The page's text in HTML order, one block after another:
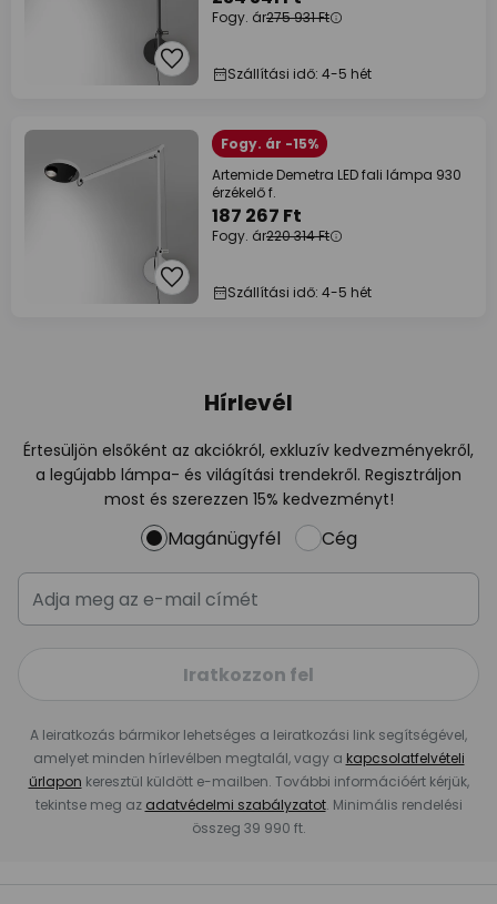
Fogy. ár275 931 Ft
Szállítási idő: 4-5 hét
Fogy. ár -15%
Artemide Demetra LED fali lámpa 930
érzékelő f.
187 267 Ft
Fogy. ár220 314 Ft
Szállítási idő: 4-5 hét
Hírlevél
Értesüljön elsőként az akciókról, exkluzív kedvezményekről,
a legújabb lámpa- és világítási trendekről. Regisztráljon
most és szerezzen 15% kedvezményt!
Magánügyfél Cég
Iratkozzon fel
A leiratkozás bármikor lehetséges a leiratkozási link segítségével,
amelyet minden hírlevélben megtalál, vagy a kapcsolatfelvételi
űrlapon keresztül küldött e-mailben. További információért kérjük,
tekintse meg az adatvédelmi szabályzatot. Minimális rendelési
összeg 39 990 ft.